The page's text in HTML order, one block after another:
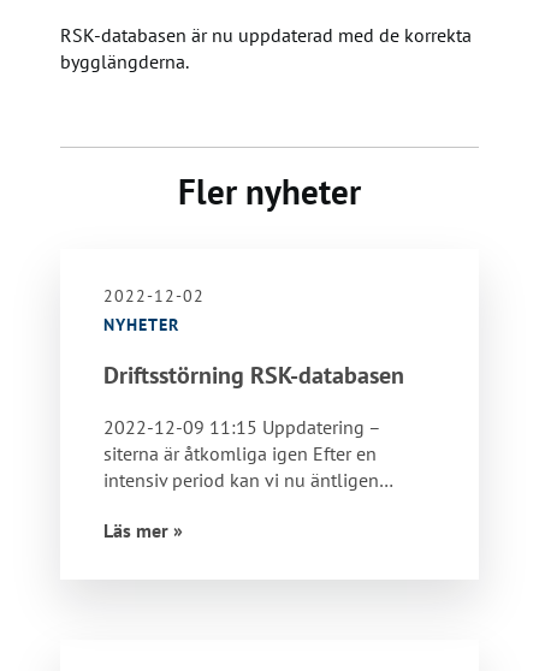
RSK-databasen är nu uppdaterad med de korrekta
bygglängderna.
Fler nyheter
2022-12-02
NYHETER
Driftsstörning RSK-databasen
2022-12-09 11:15 Uppdatering –
siterna är åtkomliga igen Efter en
intensiv period kan vi nu äntligen
Läs mer »